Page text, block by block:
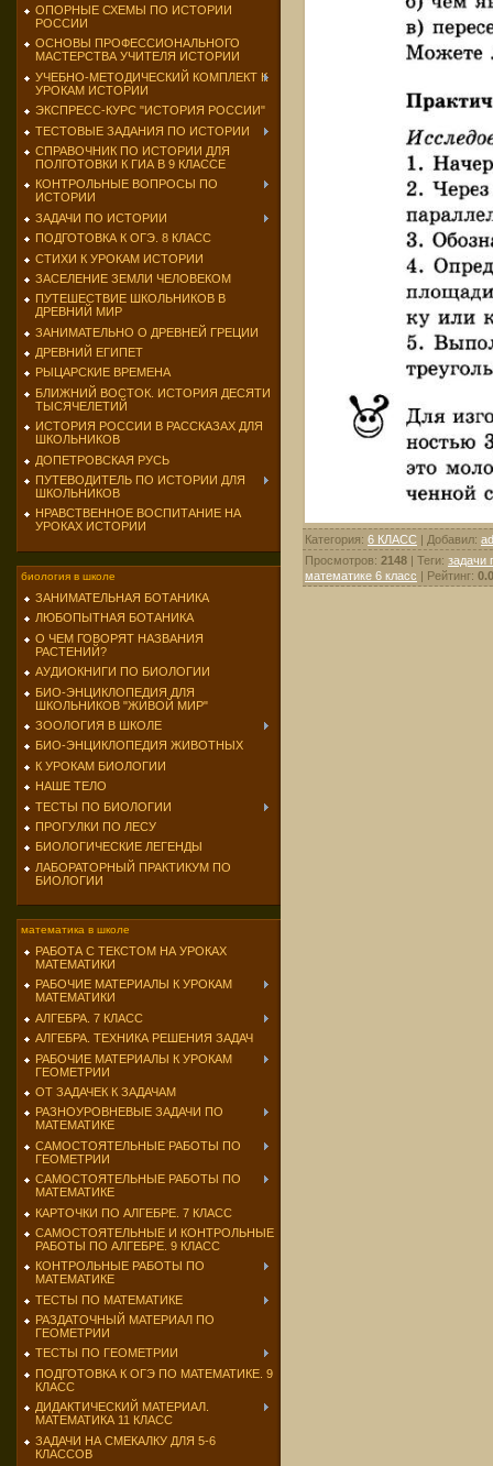
ОПОРНЫЕ СХЕМЫ ПО ИСТОРИИ
РОССИИ
ОСНОВЫ ПРОФЕССИОНАЛЬНОГО
МАСТЕРСТВА УЧИТЕЛЯ ИСТОРИИ
УЧЕБНО-МЕТОДИЧЕСКИЙ КОМПЛЕКТ К
УРОКАМ ИСТОРИИ
ЭКСПРЕСС-КУРС "ИСТОРИЯ РОССИИ"
ТЕСТОВЫЕ ЗАДАНИЯ ПО ИСТОРИИ
СПРАВОЧНИК ПО ИСТОРИИ ДЛЯ
ПОЛГОТОВКИ К ГИА В 9 КЛАССЕ
КОНТРОЛЬНЫЕ ВОПРОСЫ ПО
ИСТОРИИ
ЗАДАЧИ ПО ИСТОРИИ
ПОДГОТОВКА К ОГЭ. 8 КЛАСС
СТИХИ К УРОКАМ ИСТОРИИ
ЗАСЕЛЕНИЕ ЗЕМЛИ ЧЕЛОВЕКОМ
ПУТЕШЕСТВИЕ ШКОЛЬНИКОВ В
ДРЕВНИЙ МИР
ЗАНИМАТЕЛЬНО О ДРЕВНЕЙ ГРЕЦИИ
ДРЕВНИЙ ЕГИПЕТ
РЫЦАРСКИЕ ВРЕМЕНА
БЛИЖНИЙ ВОСТОК. ИСТОРИЯ ДЕСЯТИ
ТЫСЯЧЕЛЕТИЙ
ИСТОРИЯ РОССИИ В РАССКАЗАХ ДЛЯ
ШКОЛЬНИКОВ
ДОПЕТРОВСКАЯ РУСЬ
ПУТЕВОДИТЕЛЬ ПО ИСТОРИИ ДЛЯ
ШКОЛЬНИКОВ
НРАВСТВЕННОЕ ВОСПИТАНИЕ НА
УРОКАХ ИСТОРИИ
биология в школе
ЗАНИМАТЕЛЬНАЯ БОТАНИКА
ЛЮБОПЫТНАЯ БОТАНИКА
О ЧЕМ ГОВОРЯТ НАЗВАНИЯ
РАСТЕНИЙ?
АУДИОКНИГИ ПО БИОЛОГИИ
БИО-ЭНЦИКЛОПЕДИЯ ДЛЯ
ШКОЛЬНИКОВ "ЖИВОЙ МИР"
ЗООЛОГИЯ В ШКОЛЕ
БИО-ЭНЦИКЛОПЕДИЯ ЖИВОТНЫХ
К УРОКАМ БИОЛОГИИ
НАШЕ ТЕЛО
ТЕСТЫ ПО БИОЛОГИИ
ПРОГУЛКИ ПО ЛЕСУ
БИОЛОГИЧЕСКИЕ ЛЕГЕНДЫ
ЛАБОРАТОРНЫЙ ПРАКТИКУМ ПО
БИОЛОГИИ
математика в школе
РАБОТА С ТЕКСТОМ НА УРОКАХ
МАТЕМАТИКИ
РАБОЧИЕ МАТЕРИАЛЫ К УРОКАМ
МАТЕМАТИКИ
АЛГЕБРА. 7 КЛАСС
АЛГЕБРА. ТЕХНИКА РЕШЕНИЯ ЗАДАЧ
РАБОЧИЕ МАТЕРИАЛЫ К УРОКАМ
ГЕОМЕТРИИ
ОТ ЗАДАЧЕК К ЗАДАЧАМ
РАЗНОУРОВНЕВЫЕ ЗАДАЧИ ПО
МАТЕМАТИКЕ
САМОСТОЯТЕЛЬНЫЕ РАБОТЫ ПО
ГЕОМЕТРИИ
САМОСТОЯТЕЛЬНЫЕ РАБОТЫ ПО
МАТЕМАТИКЕ
КАРТОЧКИ ПО АЛГЕБРЕ. 7 КЛАСС
САМОСТОЯТЕЛЬНЫЕ И КОНТРОЛЬНЫЕ
РАБОТЫ ПО АЛГЕБРЕ. 9 КЛАСС
КОНТРОЛЬНЫЕ РАБОТЫ ПО
МАТЕМАТИКЕ
ТЕСТЫ ПО МАТЕМАТИКЕ
РАЗДАТОЧНЫЙ МАТЕРИАЛ ПО
ГЕОМЕТРИИ
ТЕСТЫ ПО ГЕОМЕТРИИ
ПОДГОТОВКА К ОГЭ ПО МАТЕМАТИКЕ. 9
КЛАСС
ДИДАКТИЧЕСКИЙ МАТЕРИАЛ.
МАТЕМАТИКА 11 КЛАСС
ЗАДАЧИ НА СМЕКАЛКУ ДЛЯ 5-6
КЛАССОВ
Категория: 6 КЛАСС | Добавил:
Просмотров: 2148 | Теги: задачи
математике 6 класс | Рейтинг: 0.0